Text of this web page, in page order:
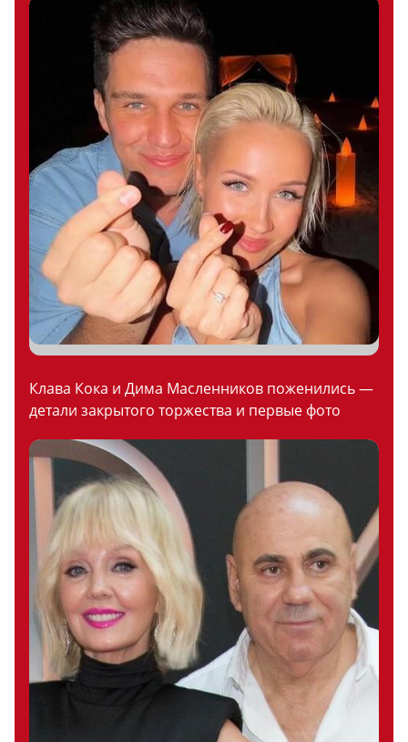
Клава Кока и Дима Масленников поженились —
детали закрытого торжества и первые фото